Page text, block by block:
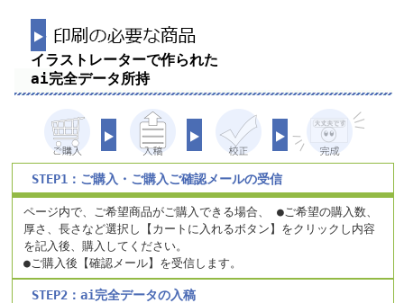
イラストレーターで作られた
ai完全データ所持
STEP1：ご購入・ご購入ご確認メールの受信
ページ内で、ご希望商品がご購入できる場合、
●ご希望の購入数、
厚さ、長さなど選択し【カートに入れるボタン】をクリックし内容
を記入後、購入してください。
●ご購入後【確認メール】を受信します。
STEP2：ai完全データの入稿